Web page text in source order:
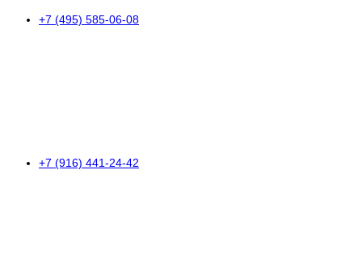
+7 (495) 585-06-08
+7 (916) 441-24-42